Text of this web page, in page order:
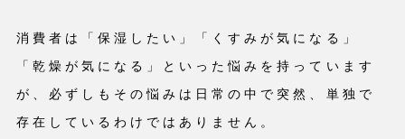
消費者は「保湿したい」「くすみが気になる」
「乾燥が気になる」といった悩みを持っています
が、必ずしもその悩みは日常の中で突然、単独で
存在しているわけではありません。